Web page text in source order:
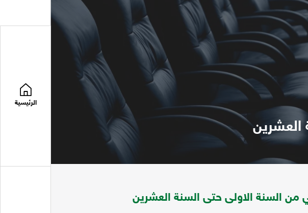
الرئيسية
العشرين
السنة الاولى حتى السنة العشرين